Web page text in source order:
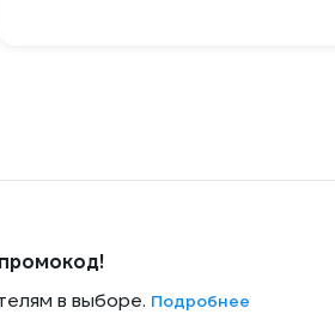
в выборе. Подробнее